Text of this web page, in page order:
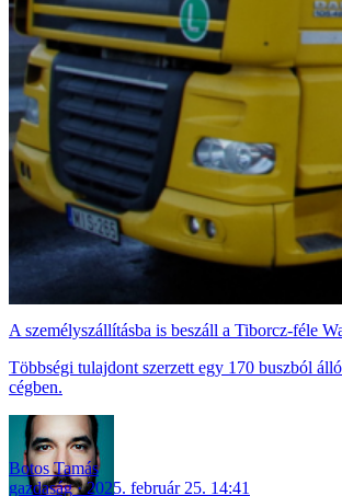
A személyszállításba is beszáll a Tiborcz-féle
Többségi tulajdont szerzett egy 170 buszból
cégben.
Botos Tamás
gazdaság
2025. február 25. 14:41